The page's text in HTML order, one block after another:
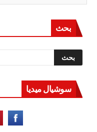
بحث
سوشيال ميديا